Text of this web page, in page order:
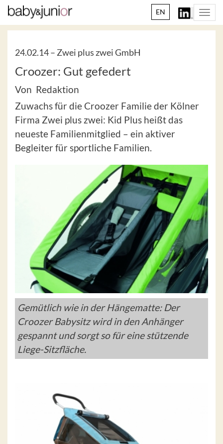
EN
24.02.14 – Zwei plus zwei GmbH
Croozer: Gut gefedert
Von Redaktion
Zuwachs für die Croozer Familie der Kölner
Firma Zwei plus zwei: Kid Plus heißt das
neueste Familienmitglied – ein aktiver
Begleiter für sportliche Familien.
Gemütlich wie in der Hängematte: Der
Croozer Babysitz wird in den Anhänger
gespannt und sorgt so für eine stützende
Liege-Sitzfläche.